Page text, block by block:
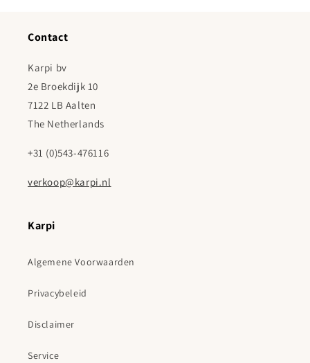
Contact
Karpi bv
2e Broekdijk 10
7122 LB Aalten
The Netherlands
+31 (0)543-476116
verkoop@karpi.nl
Karpi
Algemene Voorwaarden
Privacybeleid
Disclaimer
Service